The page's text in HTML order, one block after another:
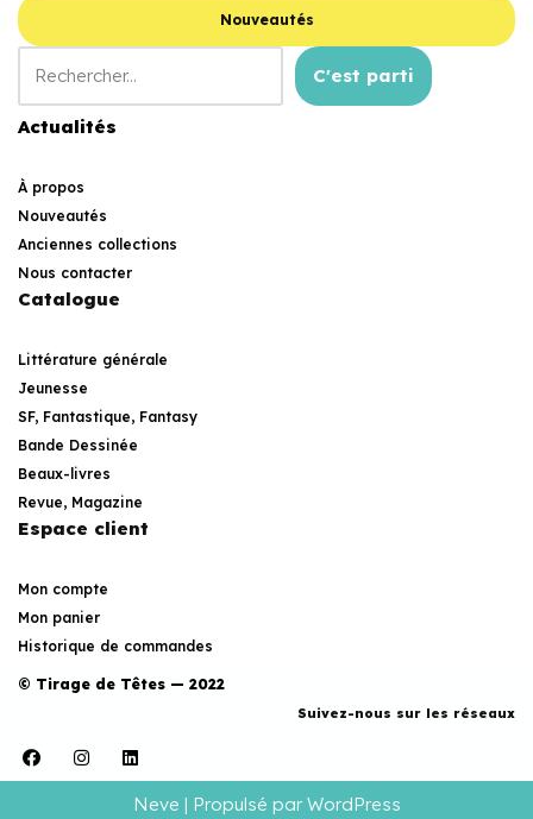
Nouveautés
C'est parti
Actualités
À propos
Nouveautés
Anciennes collections
Nous contacter
Catalogue
Littérature générale
Jeunesse
SF, Fantastique, Fantasy
Bande Dessinée
Beaux-livres
Revue, Magazine
Espace client
Mon compte
Mon panier
Historique de commandes
© Tirage de Têtes — 2022
Suivez-nous sur les réseaux
Neve | Propulsé par WordPress